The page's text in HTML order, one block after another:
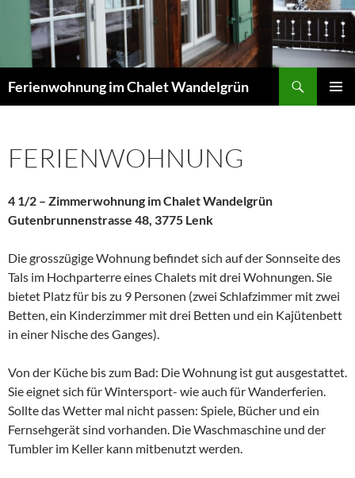
Inhalt
springen
Ferienwohnung im Chalet Wandelgrün
FERIENWOHNUNG
4 1/2 – Zimmerwohnung im Chalet Wandelgrün
Gutenbrunnenstrasse 48, 3775 Lenk
Die grosszügige Wohnung befindet sich auf der Sonnseite des
Tals im Hochparterre eines Chalets mit drei Wohnungen. Sie
bietet Platz für bis zu 9 Personen (zwei Schlafzimmer mit zwei
Betten, ein Kinderzimmer mit drei Betten und ein Kajütenbett
in einer Nische des Ganges).
Von der Küche bis zum Bad: Die Wohnung ist gut ausgestattet.
Sie eignet sich für Wintersport- wie auch für Wanderferien.
Sollte das Wetter mal nicht passen: Spiele, Bücher und ein
Fernsehgerät sind vorhanden. Die Waschmaschine und der
Tumbler im Keller kann mitbenutzt werden.